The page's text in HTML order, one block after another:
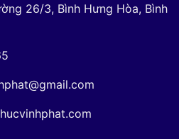
26/3, Bình Hưng Hòa, Bình